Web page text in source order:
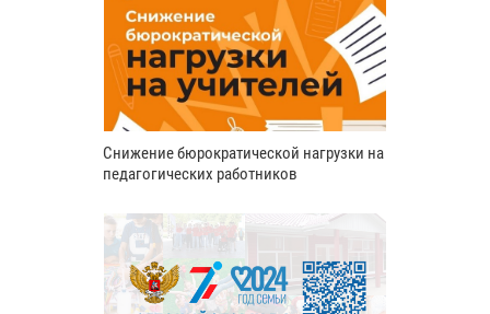
Снижение бюрократической нагрузки на
педагогических работников